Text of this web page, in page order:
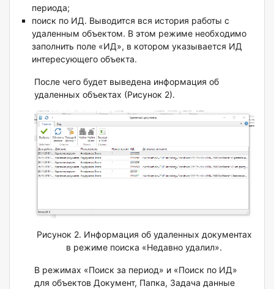
периода;
поиск по ИД. Выводится вся история работы с
удаленным объектом. В этом режиме необходимо
заполнить поле «ИД», в котором указывается ИД
интересующего объекта.
После чего будет выведена информация об
удаленных объектах (Рисунок 2).
Рисунок 2. Информация об удаленных документах
в режиме поиска «Недавно удалил».
В режимах «Поиск за период» и «Поиск по ИД»
для объектов Документ, Папка, Задача данные